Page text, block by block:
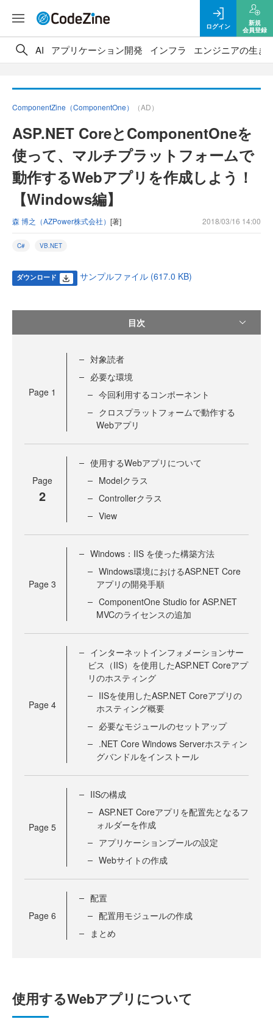
ログイン
新規
会員登録
AI アプリケーション開発 インフラ エンジニアの生き
ComponentZine（ComponentOne） （AD）
ASP.NET CoreとComponentOneを
使って、マルチプラットフォームで
動作するWebアプリを作成しよう！
【Windows編】
森 博之（AZPower株式会社） [著] 2018/03/16 14:00
C# VB.NET
ダウンロード サンプルファイル (617.0 KB)
目次
Page 1
対象読者
必要な環境
今回利用するコンポーネント
クロスプラットフォームで動作する
Webアプリ
Page
2
使用するWebアプリについて
Modelクラス
Controllerクラス
View
Page 3
Windows：IIS を使った構築方法
Windows環境におけるASP.NET Core
アプリの開発手順
ComponentOne Studio for ASP.NET
MVCのライセンスの追加
Page 4
インターネットインフォメーションサー
ビス（IIS）を使用したASP.NET Coreアプ
リのホスティング
IISを使用したASP.NET Coreアプリの
ホスティング概要
必要なモジュールのセットアップ
.NET Core Windows Serverホスティン
グバンドルをインストール
Page 5
IISの構成
ASP.NET Coreアプリを配置先となるフ
ォルダーを作成
アプリケーションプールの設定
Webサイトの作成
Page 6
配置
配置用モジュールの作成
まとめ
使用するWebアプリについて